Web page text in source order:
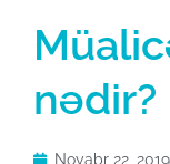
nədir?
Noyabr 22, 2019